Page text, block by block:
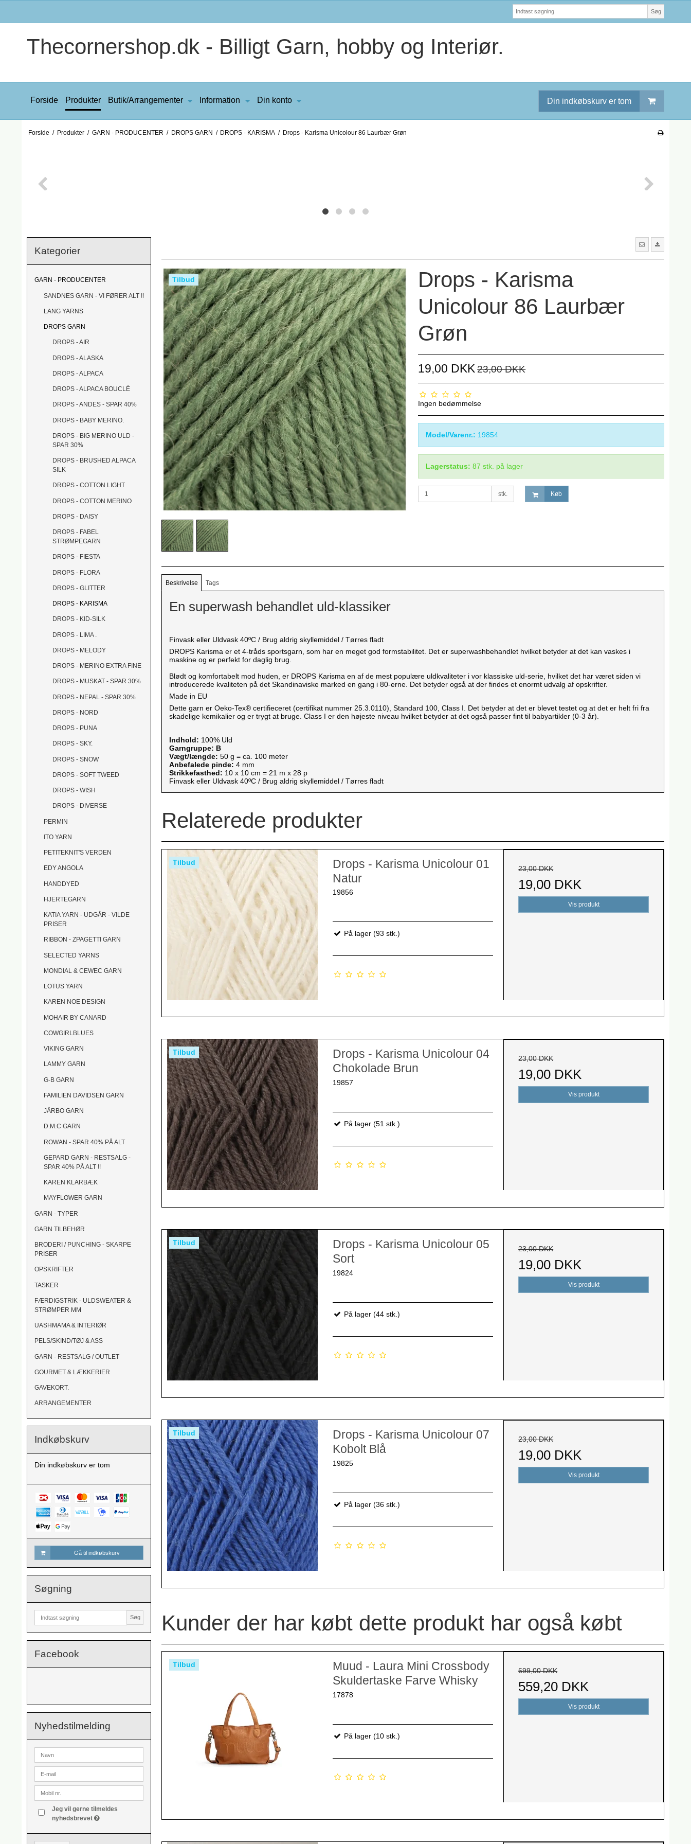
Søg
Thecornershop.dk - Billigt Garn, hobby og Interiør.
Forside Produkter Butik/Arrangementer Information Din konto Din indkøbskurv er tom
Forside / Produkter / GARN - PRODUCENTER / DROPS GARN / DROPS - KARISMA / Drops - Karisma Unicolour 86 Laurbær Grøn
Kategorier
GARN - PRODUCENTER
SANDNES GARN - VI FØRER ALT !!
LANG YARNS
DROPS GARN
DROPS - AIR
DROPS - ALASKA
DROPS - ALPACA
DROPS - ALPACA BOUCLÈ
DROPS - ANDES - SPAR 40%
DROPS - BABY MERINO.
DROPS - BIG MERINO ULD -
SPAR 30%
DROPS - BRUSHED ALPACA
SILK
DROPS - COTTON LIGHT
DROPS - COTTON MERINO
DROPS - DAISY
DROPS - FABEL
STRØMPEGARN
DROPS - FIESTA
DROPS - FLORA
DROPS - GLITTER
DROPS - KARISMA
DROPS - KID-SILK
DROPS - LIMA .
DROPS - MELODY
DROPS - MERINO EXTRA FINE
DROPS - MUSKAT - SPAR 30%
DROPS - NEPAL - SPAR 30%
DROPS - NORD
DROPS - PUNA
DROPS - SKY.
DROPS - SNOW
DROPS - SOFT TWEED
DROPS - WISH
DROPS - DIVERSE
PERMIN
ITO YARN
PETITEKNIT'S VERDEN
EDY ANGOLA
HANDDYED
HJERTEGARN
KATIA YARN - UDGÅR - VILDE
PRISER
RIBBON - ZPAGETTI GARN
SELECTED YARNS
MONDIAL & CEWEC GARN
LOTUS YARN
KAREN NOE DESIGN
MOHAIR BY CANARD
COWGIRLBLUES
VIKING GARN
LAMMY GARN
G-B GARN
FAMILIEN DAVIDSEN GARN
JÄRBO GARN
D.M.C GARN
ROWAN - SPAR 40% PÅ ALT
GEPARD GARN - RESTSALG -
SPAR 40% PÅ ALT !!
KAREN KLARBÆK
MAYFLOWER GARN
GARN - TYPER
GARN TILBEHØR
BRODERI / PUNCHING - SKARPE
PRISER
OPSKRIFTER
TASKER
FÆRDIGSTRIK - ULDSWEATER &
STRØMPER MM
UASHMAMA & INTERIØR
PELS/SKIND/TØJ & ASS
GARN - RESTSALG / OUTLET
GOURMET & LÆKKERIER
GAVEKORT.
ARRANGEMENTER
Indkøbskurv
Din indkøbskurv er tom
Gå til indkøbskurv
Søgning
Søg
Facebook
Nyhedstilmelding
Jeg vil gerne tilmeldes
nyhedsbrevet
Tilbud
Drops - Karisma
Unicolour 86 Laurbær
Grøn
19,00 DKK 23,00 DKK
Ingen bedømmelse
Model/Varenr.: 19854
Lagerstatus: 87 stk. på lager
stk. Køb
Beskrivelse Tags
En superwash behandlet uld-klassiker
Finvask eller Uldvask 40ºC / Brug aldrig skyllemiddel / Tørres fladt
DROPS Karisma er et 4-tråds sportsgarn, som har en meget god formstabilitet. Det er superwashbehandlet hvilket betyder at det kan vaskes i
maskine og er perfekt for daglig brug.
Blødt og komfortabelt mod huden, er DROPS Karisma en af de mest populære uldkvaliteter i vor klassiske uld-serie, hvilket det har været siden vi
introducerede kvaliteten på det Skandinaviske marked en gang i 80-erne. Det betyder også at der findes et enormt udvalg af opskrifter.
Made in EU
Dette garn er Oeko-Tex® certifieceret (certifikat nummer 25.3.0110), Standard 100, Class I. Det betyder at det er blevet testet og at det er helt fri fra
skadelige kemikalier og er trygt at bruge. Class I er den højeste niveau hvilket betyder at det også passer fint til babyartikler (0-3 år).
Indhold: 100% Uld
Garngruppe: B
Vægt/længde: 50 g = ca. 100 meter
Anbefalede pinde: 4 mm
Strikkefasthed: 10 x 10 cm = 21 m x 28 p
Finvask eller Uldvask 40ºC / Brug aldrig skyllemiddel / Tørres fladt
Relaterede produkter
Tilbud
Drops - Karisma Unicolour 01
Natur
19856
På lager (93 stk.)
23,00 DKK
19,00 DKK
Vis produkt
Tilbud
Drops - Karisma Unicolour 04
Chokolade Brun
19857
På lager (51 stk.)
23,00 DKK
19,00 DKK
Vis produkt
Tilbud
Drops - Karisma Unicolour 05
Sort
19824
På lager (44 stk.)
23,00 DKK
19,00 DKK
Vis produkt
Tilbud
Drops - Karisma Unicolour 07
Kobolt Blå
19825
På lager (36 stk.)
23,00 DKK
19,00 DKK
Vis produkt
Kunder der har købt dette produkt har også købt
Tilbud
Muud - Laura Mini Crossbody
Skuldertaske Farve Whisky
17878
På lager (10 stk.)
699,00 DKK
559,20 DKK
Vis produkt